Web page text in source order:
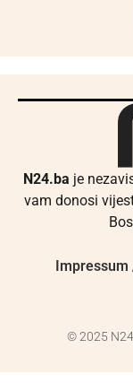
N24.ba je
vam donosi
Impressum
© 2025